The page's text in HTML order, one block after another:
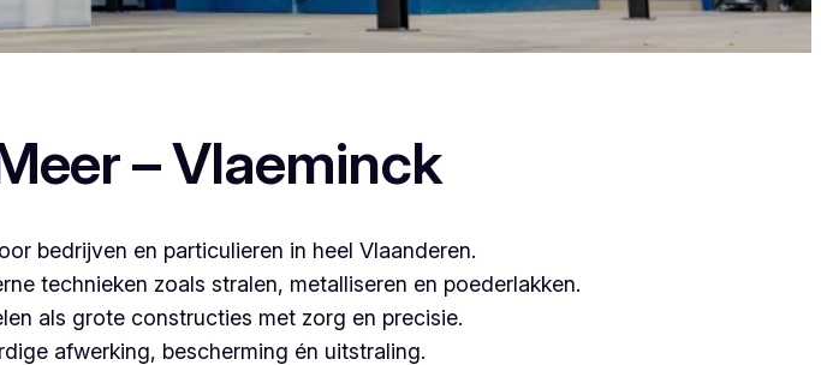
– Vlaeminck
bedrijven en particulieren in heel Vlaanderen.
technieken zoals stralen, metalliseren en poederlakken.
als grote constructies met zorg en precisie.
afwerking, bescherming én uitstraling.